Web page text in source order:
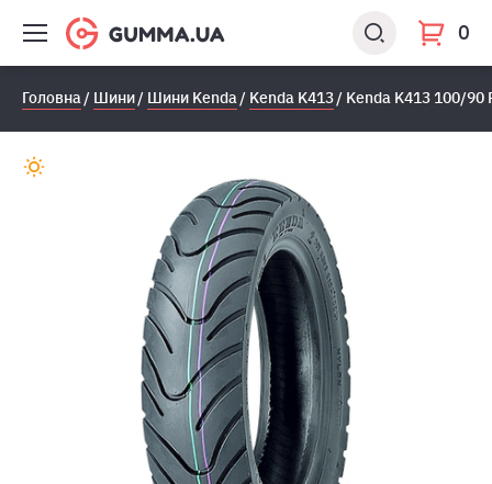
0
Головна Шини Шини Kenda Kenda K413 Kenda K413 100/90